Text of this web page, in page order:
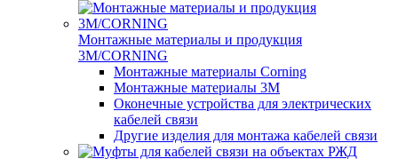
Монтажные материалы и продукция
3M/CORNING
Монтажные материалы Corning
Монтажные материалы 3M
Оконечные устройства для электрических
кабелей связи
Другие изделия для монтажа кабелей связи